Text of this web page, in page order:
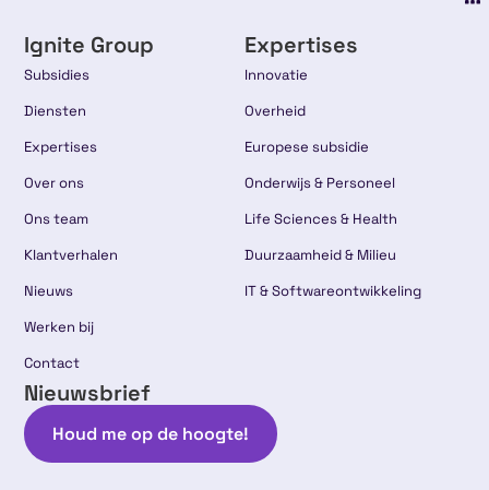
Ignite Group
Subsidies
Diensten
Expertises
Over ons
Ons team
Klantverhalen
Nieuws
Werken bij
Contact
Expertises
Innovatie
Overheid
Europese subsidie
Onderwijs & Personeel
Life Sciences & Health
Duurzaamheid & Milieu
IT & Softwareontwikkeling
Nieuwsbrief
Houd me op de hoogte!